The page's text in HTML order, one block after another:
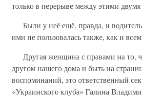
только в перерыве между этими двумя
Были у неё ещё, правда, и
ими не пользовалась также, как и
Другая женщина с правами на то,
другом нашего дома и быть на
воспоминаний, это ответственный
«Украинского клуба» Галина